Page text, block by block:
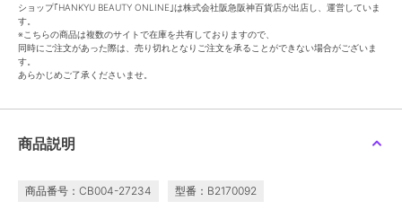
ショップ｢HANKYU BEAUTY ONLINE｣は株式会社阪急阪神百貨店が出店し、運営していま
す。
※こちらの商品は複数のサイトで在庫を共有しておりますので、
同時にご注文があった際は、売り切れとなりご注文を承ることができない場合がございま
す。
あらかじめご了承くださいませ。
商品説明
商品番号：CB004-27234 型番：B2170092